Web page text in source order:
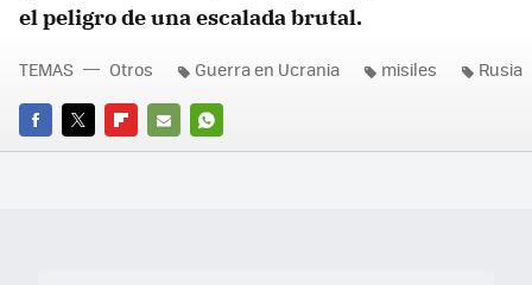
el peligro de una escalada brutal.
FACEBOOK
TWITTERFLIPBOARD
E-
WHATSAPP
TEMAS Otros Guerra en Ucrania misiles Rusia